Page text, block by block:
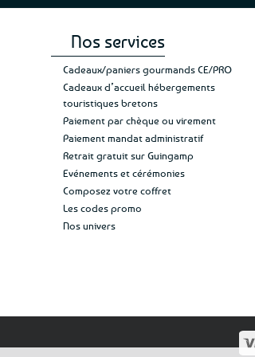
Nos services
Cadeaux/paniers gourmands CE/PRO
Cadeaux d’accueil hébergements
touristiques bretons
Paiement par chèque ou virement
Paiement mandat administratif
Retrait gratuit sur Guingamp
Evénements et cérémonies
Composez votre coffret
Les codes promo
Nos univers